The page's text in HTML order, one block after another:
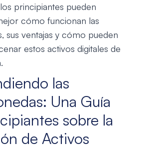
principiantes pueden
cómo funcionan las
sus ventajas y cómo pueden
estos activos digitales de
las
Una Guía
sobre la
de Activos